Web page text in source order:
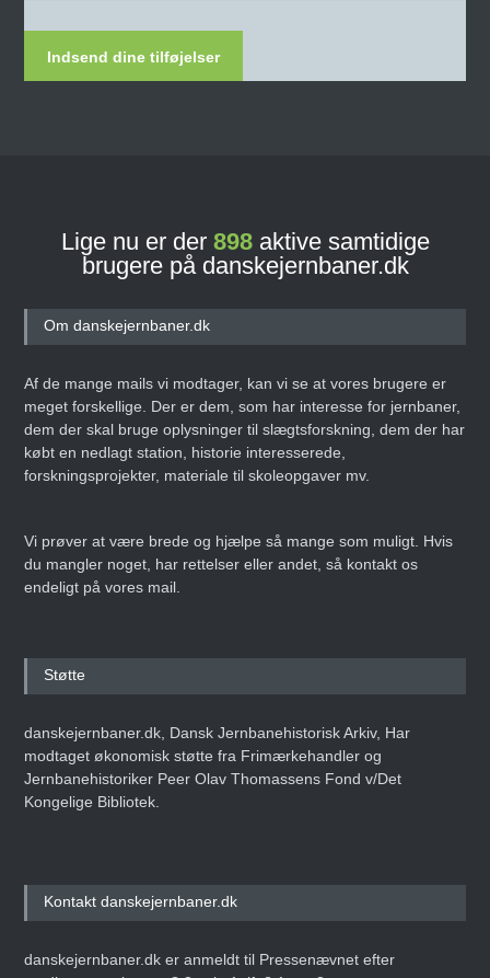
Indsend dine tilføjelser
Lige nu er der 898aktive samtidige
brugere på danskejernbaner.dk
Om danskejernbaner.dk
Af de mange mails vi modtager, kan vi se at vores brugere er
meget forskellige. Der er dem, som har interesse for jernbaner,
dem der skal bruge oplysninger til slægtsforskning, dem der har
købt en nedlagt station, historie interesserede,
forskningsprojekter, materiale til skoleopgaver mv.
Vi prøver at være brede og hjælpe så mange som muligt. Hvis
du mangler noget, har rettelser eller andet, så kontakt os
endeligt på vores mail.
Støtte
danskejernbaner.dk, Dansk Jernbanehistorisk Arkiv, Har
modtaget økonomisk støtte fra Frimærkehandler og
Jernbanehistoriker Peer Olav Thomassens Fond v/Det
Kongelige Bibliotek.
Kontakt danskejernbaner.dk
danskejernbaner.dk er anmeldt til Pressenævnet efter